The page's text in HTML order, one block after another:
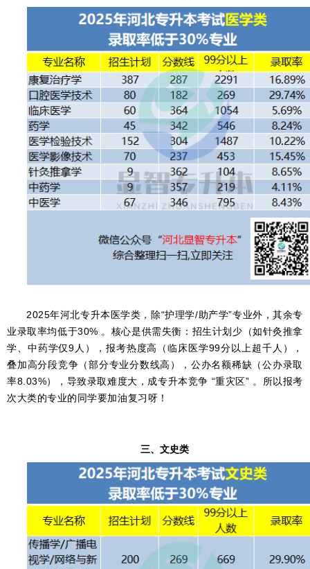
2025年河北专升本医学类，除“护理学/助产学”专业外，其余专
业录取率均低于30% 。核心是供需失衡：招生计划少（如针灸推拿
学、中药学仅9人），报考热度高（临床医学99分以上超千人），
叠加高分段竞争（部分专业分数线高），公办名额稀缺（公办录取
率8.03%），导致录取难度大，成专升本竞争 “重灾区” 。所以报考
次大类的专业的同学要加油复习呀！
三、文史类